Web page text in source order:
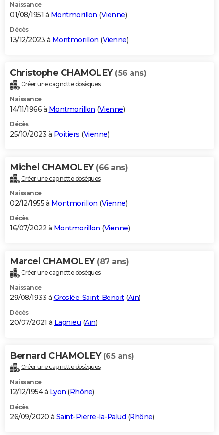
Naissance
01/08/1951 à Montmorillon (Vienne)
Décès
13/12/2023 à Montmorillon (Vienne)
Christophe CHAMOLEY (56 ans)
Créer une cagnotte obsèques
Naissance
14/11/1966 à Montmorillon (Vienne)
Décès
25/10/2023 à Poitiers (Vienne)
Michel CHAMOLEY (66 ans)
Créer une cagnotte obsèques
Naissance
02/12/1955 à Montmorillon (Vienne)
Décès
16/07/2022 à Montmorillon (Vienne)
Marcel CHAMOLEY (87 ans)
Créer une cagnotte obsèques
Naissance
29/08/1933 à Groslée-Saint-Benoit(Ain)
Décès
20/07/2021 à Lagnieu (Ain)
Bernard CHAMOLEY (65 ans)
Créer une cagnotte obsèques
Naissance
12/12/1954 à Lyon (Rhône)
Décès
26/09/2020 à Saint-Pierre-la-Palud (Rhône)